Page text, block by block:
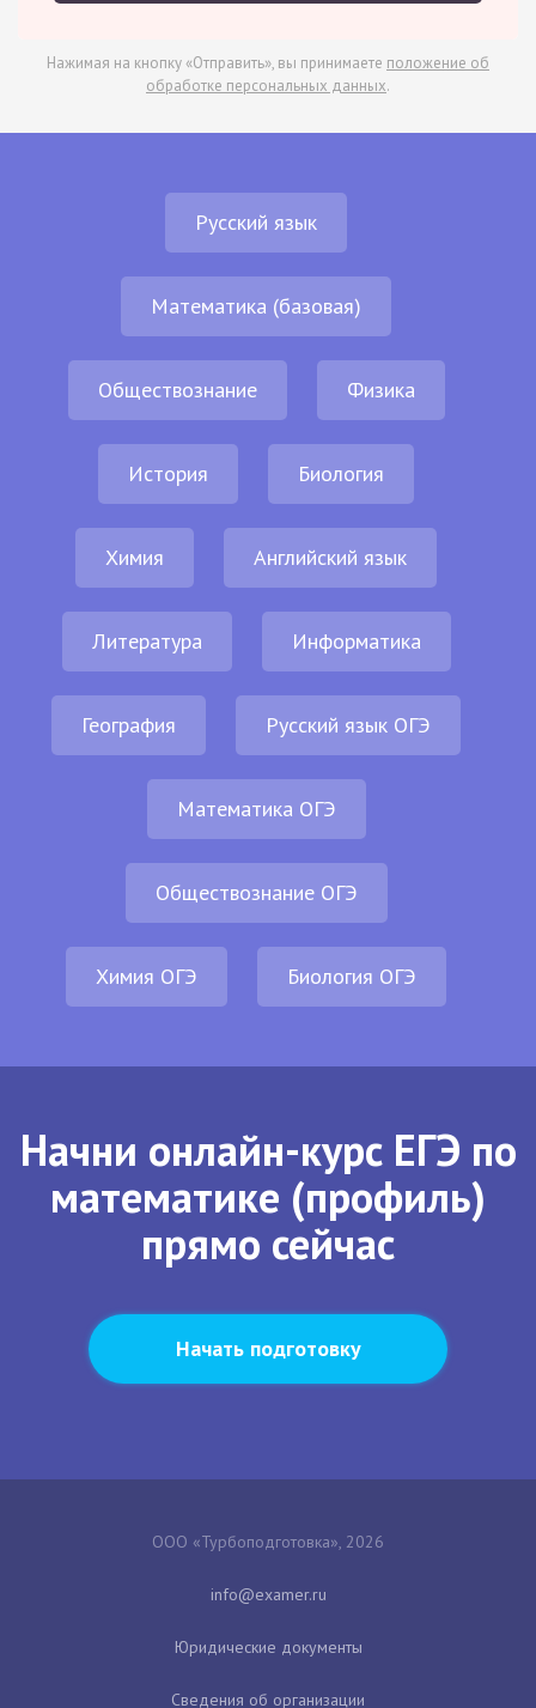
Нажимая на кнопку «Отправить», вы принимаете положение об
обработке персональных данных.
Русский язык
Математика (базовая)
Обществознание Физика
История Биология
Химия Английский язык
Литература Информатика
География Русский язык ОГЭ
Математика ОГЭ
Обществознание ОГЭ
Химия ОГЭ Биология ОГЭ
Начни онлайн-курс ЕГЭ по
математике (профиль)
прямо сейчас
Начать подготовку
ООО «Турбоподготовка», 2026
Юридические документы
Сведения об организации